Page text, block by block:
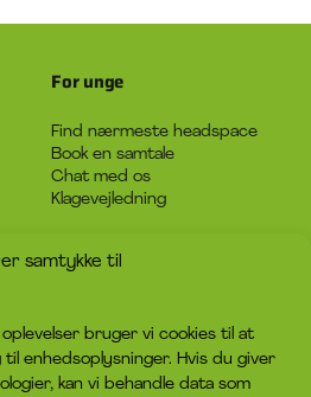
samtykke til
bruger vi cookies til at
enhedsoplysninger. Hvis du giver
kan vi behandle data som
For unge
Find nærmeste headspace
Book en samtale
Chat med os
Klagevejledning
Kontakt